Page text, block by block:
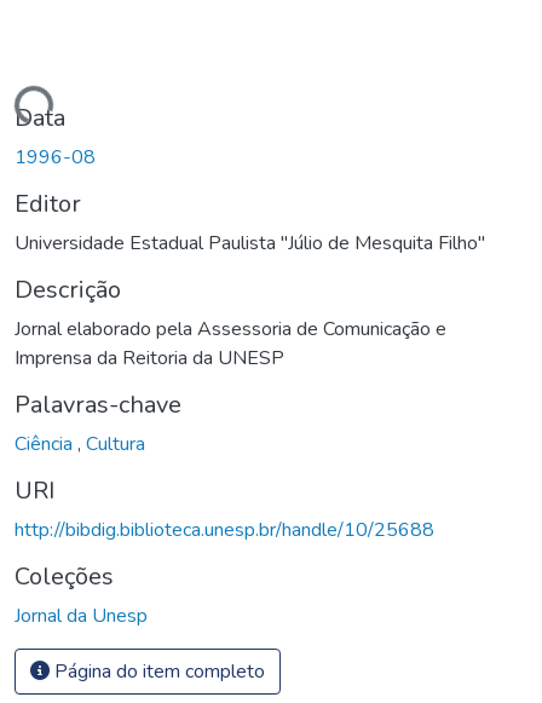
Data
1996-08
Editor
Universidade Estadual Paulista "Júlio de Mesquita Filho"
Descrição
Jornal elaborado pela Assessoria de Comunicação e
Imprensa da Reitoria da UNESP
Palavras-chave
Ciência , Cultura
URI
http://bibdig.biblioteca.unesp.br/handle/10/25688
Coleções
Jornal da Unesp
Página do item completo